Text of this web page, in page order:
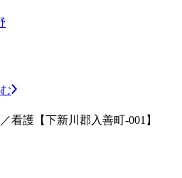
看護【下新川郡入善町-001】